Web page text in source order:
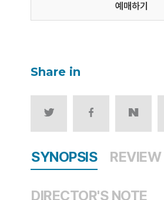
SYNOPSIS REVIEW
DIRECTOR'S NOTE
예매하기
Share in